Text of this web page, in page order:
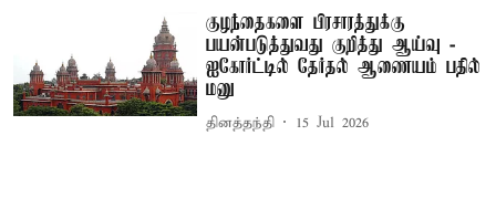
குழந்தைகளை பிரசாரத்துக்கு
பயன்படுத்துவது குறித்து ஆய்வு -
ஐகோர்ட்டில் தேர்தல் ஆணையம் பதில்
மனு
தினத்தந்தி 15 Jul 2026